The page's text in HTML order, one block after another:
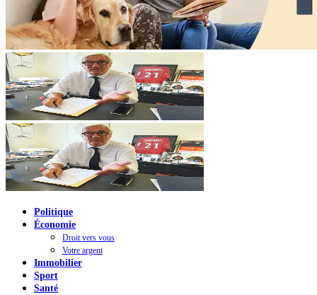
Politique
Économie
Droit vers vous
Votre argent
Immobilier
Sport
Santé